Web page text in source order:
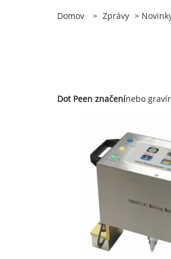
Domov > Zprávy >
Dot Peen značenínebo